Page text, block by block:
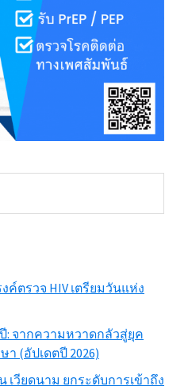
ค์ตรวจ HIV เตรียมวันแห่ง
: จากความหวาดกลัวสู่ยุค
(อัปเดตปี 2026)
เวียดนาม ยกระดับการเข้าถึง